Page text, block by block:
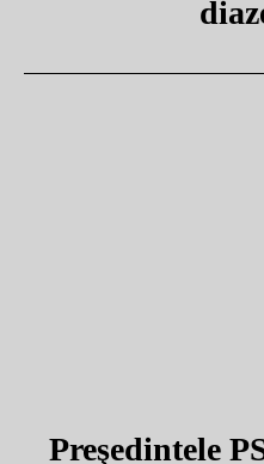
Preşedintele